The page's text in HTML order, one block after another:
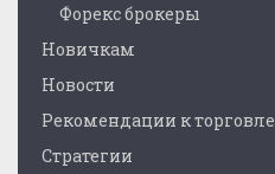
Форекс брокеры
Новичкам
Новости
Рекомендации к торговле
Стратегии